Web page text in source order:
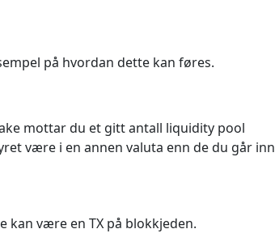
på hvordan dette kan føres.
mottar du et gitt antall liquidity pool
være i en annen valuta enn de du går inn
kan være en TX på blokkjeden.